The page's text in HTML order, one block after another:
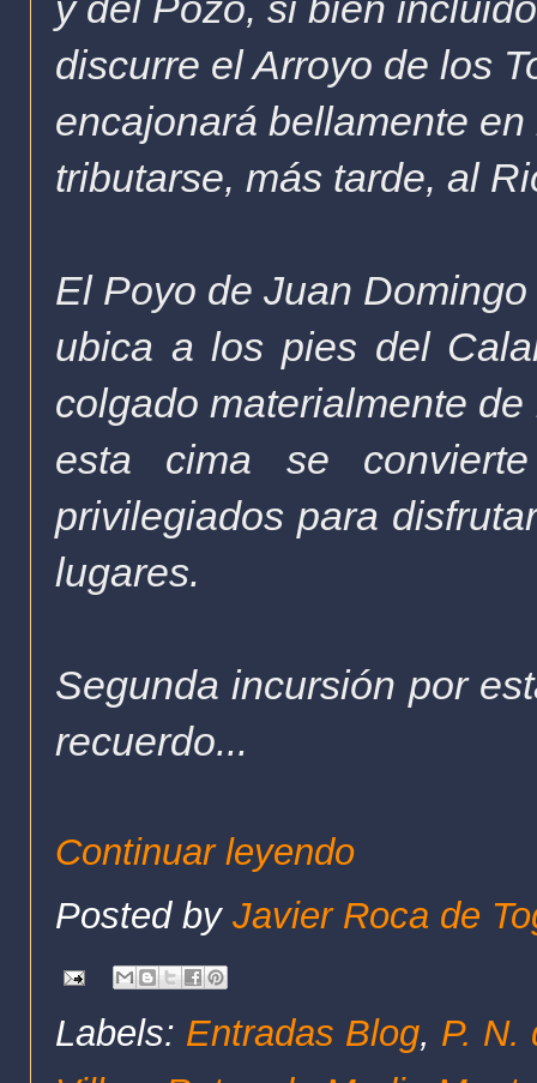
discurre el Arroyo de los
encajonará bellamente
tributarse, más tarde, al
El Poyo de Juan
ubica a los pies del
colgado materialmente
esta cima se
privilegiados para
lugares.
Segunda incursión por
recuerdo...
Continuar leyendo
Posted by Javier Roca de
Labels: Entradas Blog, P. N.